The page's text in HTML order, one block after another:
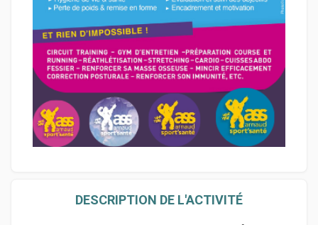
DESCRIPTION DE L'ACTIVITÉ